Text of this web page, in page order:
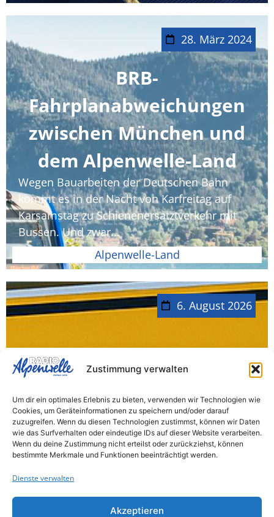
Zustimmung verwalten
Um dir ein optimales Erlebnis zu bieten, verwenden wir Technologien wie
Cookies, um Geräteinformationen zu speichern und/oder darauf
zuzugreifen. Wenn du diesen Technologien zustimmst, können wir Daten
wie das Surfverhalten oder eindeutige IDs auf dieser Website verarbeiten.
Wenn du deine Zustimmung nicht erteilst oder zurückziehst, können
bestimmte Merkmale und Funktionen beeinträchtigt werden.
Dienste verwalten
Akzeptieren
28. März 2024
BRB-
Fahrplanabweichungen
zwischen München und
dem Alpenwelle-Land
Wegen Bauarbeiten der Deutschen Bahn
kommt es in der Nacht von Karfreitag auf
Karsamstag zu Schienenersatztverkehr mit
Bussen. Und zwar...
Alpenwelle-Land
6. August 2026
Geretsried muss sparen
Wegen deutlich geringerer
Gewerbesteuereinnahmen hat die Stadt ab
sofort eine vorläufige Haushaltssperre
verhängt. Wie die Stadt mitteilt, fallen die
Einnahmen...
Bad-Tölz Wolfratshausen